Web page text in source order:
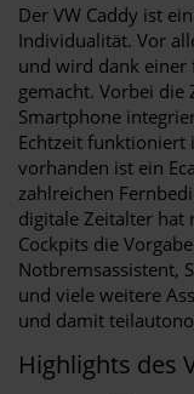
Der VW Caddy ist
Individualität. Vor
und wird dank einer
gemacht. Vorbei die
Smartphone
Echtzeit funktioniert
vorhanden ist ein
zahlreichen
digitale Zeitalter hat
Cockpits die
Notbremsassistent,
und viele weitere
und damit
Highlights des